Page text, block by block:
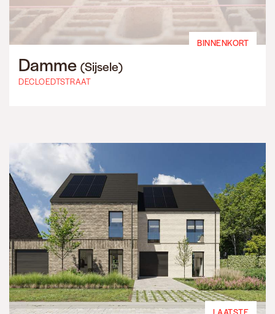
BINNENKORT
Damme (Sijsele)
DECLOEDTSTRAAT
LAATSTE